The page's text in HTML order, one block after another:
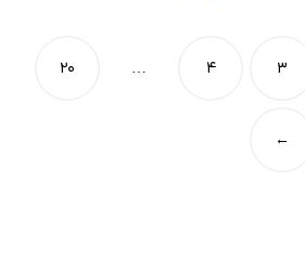
۳ ۴ … ۲۰
←